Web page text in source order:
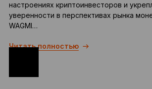
настроениях криптоинвесторов и
уверенности в перспективах рынка
WAGMI…
Читать полностью